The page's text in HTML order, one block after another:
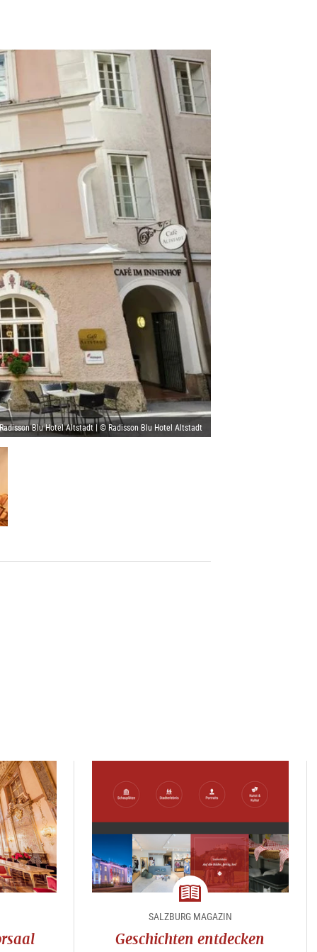
Radisson Blu Hotel Altstadt | © Radisson Blu Hotel Altstadt
Magazin
SALZBURG MAGAZIN
Geschichten entdecken